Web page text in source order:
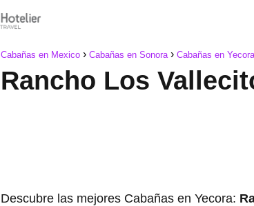
Cabañas en Mexico Cabañas en Sonora Cabañas en Yecora
Rancho Los
Descubre las mejores Cabañas en Yecora: